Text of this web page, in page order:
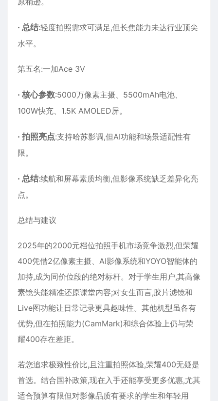
· 总结:轻度拍照需求可满足,但长焦能力未达行业顶尖
水平。
第五名:一加Ace 3V
· 核心参数:5000万像素主摄、5500mAh电池、
100W快充、1.5K AMOLED屏。
· 拍照亮点:支持哈苏影调,但AI功能和场景适配性有
限。
· 总结:续航和屏幕素质均衡,但影像系统缺乏差异化亮
点。
总结与建议
2025年的2000元档位拍照手机市场竞争激烈,但荣耀
400凭借2亿像素主摄、AI影像系统和YOYO智能体的
加持,成为同价位段的绝对标杆。对于学生用户,其高像
素镜头能精准还原课堂内容;对女生而言,胶片滤镜和
Live图功能让日常记录更具趣味性。其他机型虽各有
优势,但在拍照能力(CamMark)和综合体验上仍与荣
耀400存在差距。
若您追求极致性价比,且注重拍照体验,荣耀400无疑是
首选。结合国补政策,现在入手还能享受更多优惠,尤其
适合预算有限但对影像品质有要求的学生和年轻用